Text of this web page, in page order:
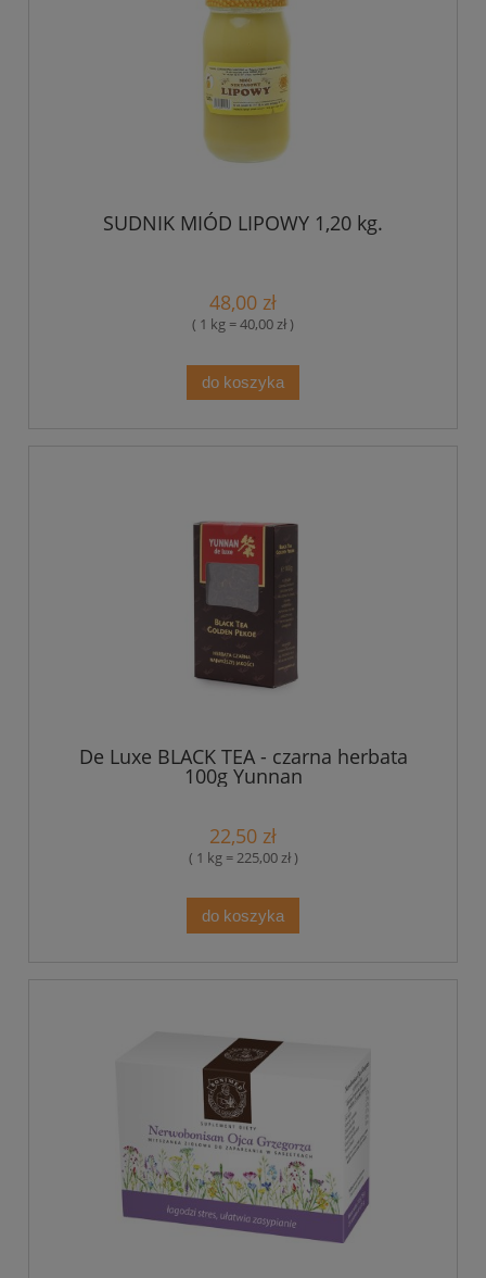
SUDNIK MIÓD LIPOWY 1,20 kg.
48,00 zł
( 1 kg = 40,00 zł )
do koszyka
De Luxe BLACK TEA - czarna herbata
100g Yunnan
22,50 zł
( 1 kg = 225,00 zł )
do koszyka